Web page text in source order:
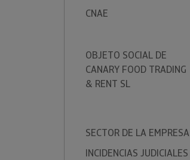
CNAE
OBJETO SOCIAL DE
CANARY FOOD TRADING
& RENT SL
SECTOR DE LA EMPRESA
INCIDENCIAS JUDICIALES